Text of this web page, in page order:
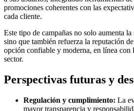
promociones coherentes con las
cada cliente.
Este tipo de campañas no solo aumenta
sino que también refuerza la reputación
opción confiable y moderna, en línea con
sector.
Perspectivas futuras y
Regulación y cumplimiento: La
mayor transparencia y